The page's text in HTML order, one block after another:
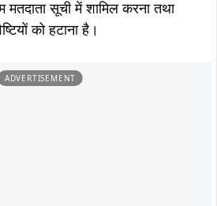
मतदाता सूची में शामिल करना तथा
को हटाना है।
ADVERTISEMENT